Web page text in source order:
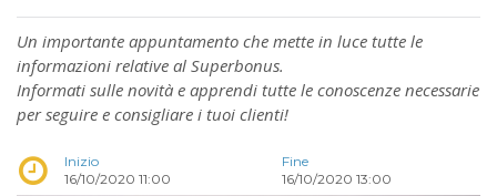
Un importante appuntamento che mette in luce tutte le
informazioni relative al Superbonus.
Informati sulle novità e apprendi tutte le conoscenze necessarie
per seguire e consigliare i tuoi clienti!
Inizio
16/10/2020 11:00
Fine
16/10/2020 13:00